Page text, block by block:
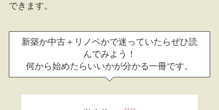
できます。
新築か中古＋リノベかで迷っていたらぜひ読
んでみよう！
何から始めたらいいかが分かる一冊です。